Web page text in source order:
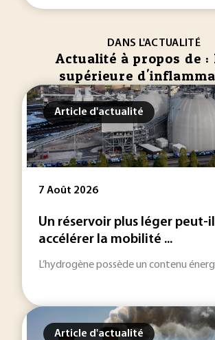
DANS L'ACTUALITÉ
Actualité à propos de :
supérieure
Article d'actualité
7 Août 2026
Un réservoir plus léger peut-il
accélérer la mobilité ...
L’hydrogène possède un contenu
Article d'actualité